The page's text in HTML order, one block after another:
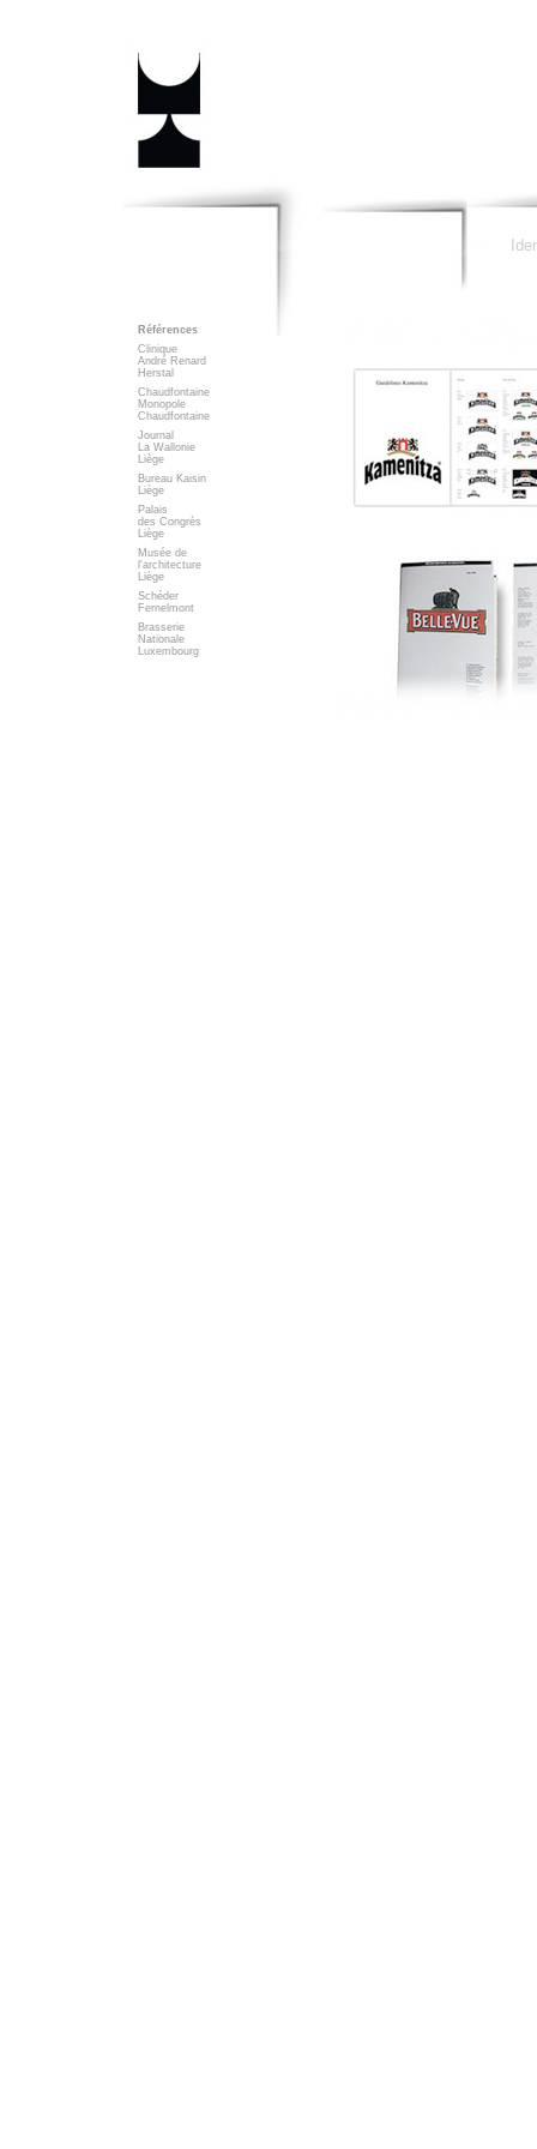
Références
Clinique
André Renard
Herstal
Chaudfontaine
Monopole
Chaudfontaine
Journal
La Wallonie
Liège
Bureau Kaisin
Liège
Palais
des Congrès
Liège
Musée de
l'architecture
Liège
Schéder
Fernelmont
Brasserie
Nationale
Luxembourg